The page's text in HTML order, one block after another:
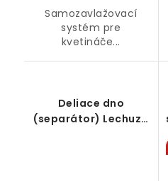
Samozavlažovací
systém pre
kvetináče...
Deliace dno
(separátor) Lechuza